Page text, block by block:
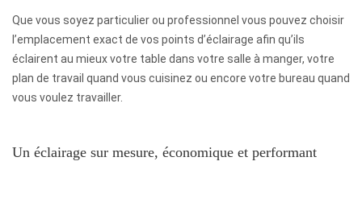
Que vous soyez particulier ou professionnel vous pouvez choisir
l’emplacement exact de vos points d’éclairage afin qu’ils
éclairent au mieux votre table dans votre salle à manger, votre
plan de travail quand vous cuisinez ou encore votre bureau quand
vous voulez travailler.
Un éclairage sur mesure, économique et performant